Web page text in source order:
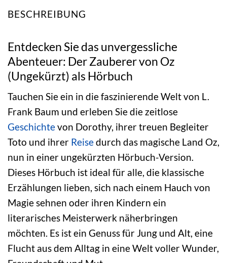
BESCHREIBUNG
Entdecken Sie das unvergessliche
Abenteuer: Der Zauberer von Oz
(Ungekürzt) als Hörbuch
Tauchen Sie ein in die faszinierende Welt von L.
Frank Baum und erleben Sie die zeitlose
Geschichtevon Dorothy, ihrer treuen Begleiter
Toto und ihrer Reisedurch das magische Land Oz,
nun in einer ungekürzten Hörbuch-Version.
Dieses Hörbuch ist ideal für alle, die klassische
Erzählungen lieben, sich nach einem Hauch von
Magie sehnen oder ihren Kindern ein
literarisches Meisterwerk näherbringen
möchten. Es ist ein Genuss für Jung und Alt, eine
Flucht aus dem Alltag in eine Welt voller Wunder,